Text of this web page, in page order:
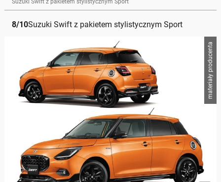
Suzuki Swift z pakietem stylistycznym Sport
8/10Suzuki Swift z pakietem stylistycznym Sport
materiały producenta